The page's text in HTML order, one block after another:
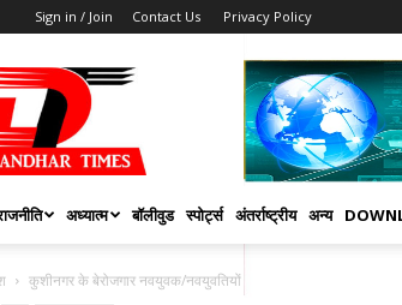
Sign in / Join Contact Us Privacy Policy
DHURANDHAR
TIMES
अध्यात्म बॉलीवुड स्पोर्ट्स अंतर्राष्ट्रीय अन्य
कुशीनगर के बेरोजगार नवयुवक/नवयुवतियों एवं केला किसानों के लिए